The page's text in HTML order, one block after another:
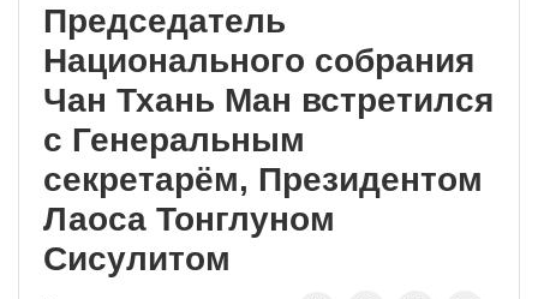
Председатель
Национального собрания
Чан Тхань Ман встретился
с Генеральным
секретарём, Президентом
Лаоса Тонглуном
Сисулитом